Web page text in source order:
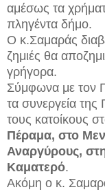
αμέσως τα
πληγέντα δήμο.
Ο κ.Σαμαράς
ζημιές θα
γρήγορα.
Σύμφωνα με τον
τα συνεργεία
τους κατοίκους
Πέραμα, στο
Αναργύρους,
Καματερό.
Ακόμη ο κ.